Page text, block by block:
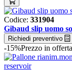
Codice: 331904
Gibaud slip uomo
Richiedi preventivo
-15%Prezzo in offerta